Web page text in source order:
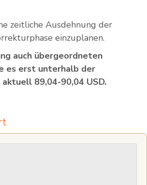
zeitliche Ausdehnung der
einzuplanen.
auch übergeordneten
es erst unterhalb der
89,04-90,04 USD.